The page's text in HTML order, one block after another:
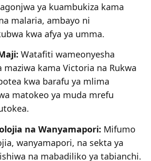
ya kuambukiza kama
malaria, ambayo ni
kwa afya ya umma.
Watafiti wameonyesha
maziwa kama Victoria na Rukwa
kwa barafu ya mlima
matokeo ya muda mrefu
na Wanyamapori: Mifumo
wanyamapori, na sekta ya
na mabadiliko ya tabianchi.